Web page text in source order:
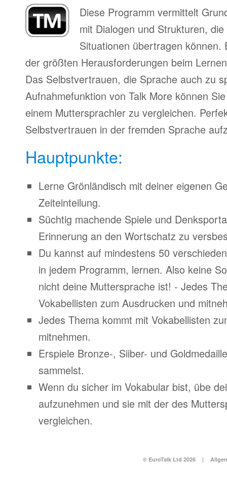
Diese Programm vermittelt
mit Dialogen und Strukturen,
Situationen übertragen können.
der größten Herausforderungen beim
Das Selbstvertrauen, die Sprache auch zu
Aufnahmefunktion von Talk More können
einem Muttersprachler zu vergleichen.
Selbstvertrauen in der fremden Sprache
Hauptpunkte:
Lerne Grönländisch mit deiner eigenen
Zeiteinteilung.
Süchtig machende Spiele und
Erinnerung an den Wortschatz zu
Du kannst auf mindestens 50
in jedem Programm, lernen. Also keine
nicht deine Muttersprache ist! - Jedes
Vokabellisten zum Ausdrucken und
Jedes Thema kommt mit Vokabellisten
mitnehmen.
Erspiele Bronze-, Siiber- und
sammelst.
Wenn du sicher im Vokabular bist, übe
aufzunehmen und sie mit der des
vergleichen.
© EuroTalk Ltd 2026 |